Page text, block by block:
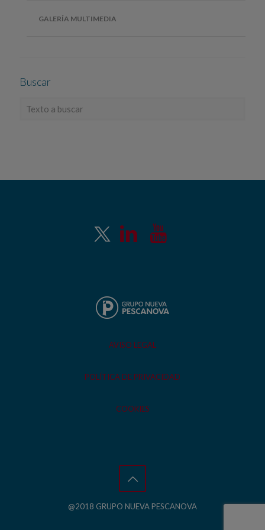
GALERÍA MULTIMEDIA
Buscar
AVISO LEGAL
POLÍTICA DE PRIVACIDAD
COOKIES
@2018 GRUPO NUEVA PESCANOVA